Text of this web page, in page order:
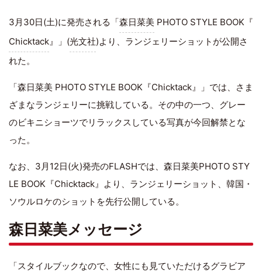
3月30日(土)に発売される「森日菜美 PHOTO STYLE BOOK『
Chicktack 』」(光文社)より、ランジェリーショットが公開さ
れた。
「森日菜美 PHOTO STYLE BOOK『Chicktack』」では、さま
ざまなランジェリーに挑戦している。その中の一つ、グレー
のビキニショーツでリラックスしている写真が今回解禁とな
った。
なお、3月12日(火)発売のFLASHでは、森日菜美PHOTO STY
LE BOOK『Chicktack』より、ランジェリーショット、韓国・
ソウルロケのショットを先行公開している。
森日菜美メッセージ
「スタイルブックなので、女性にも見ていただけるグラビア